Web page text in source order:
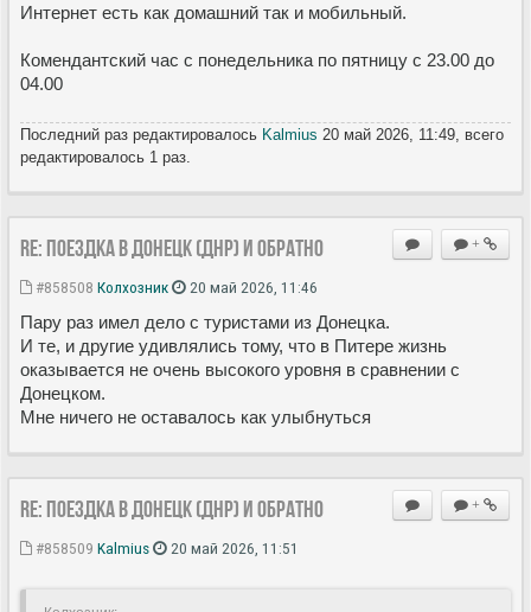
Интернет есть как домашний так и мобильный.
Комендантский час с понедельника по пятницу с 23.00 до
04.00
Последний раз редактировалось Kalmius 20 май 2026, 11:49, всего
редактировалось 1 раз.
+
Re: Поездка в Донецк (ДНР) и обратно
#858508 Колхозник 20 май 2026, 11:46
Пару раз имел дело с туристами из Донецка.
И те, и другие удивлялись тому, что в Питере жизнь
оказывается не очень высокого уровня в сравнении с
Донецком.
Мне ничего не оставалось как улыбнуться
+
Re: Поездка в Донецк (ДНР) и обратно
#858509 Kalmius 20 май 2026, 11:51